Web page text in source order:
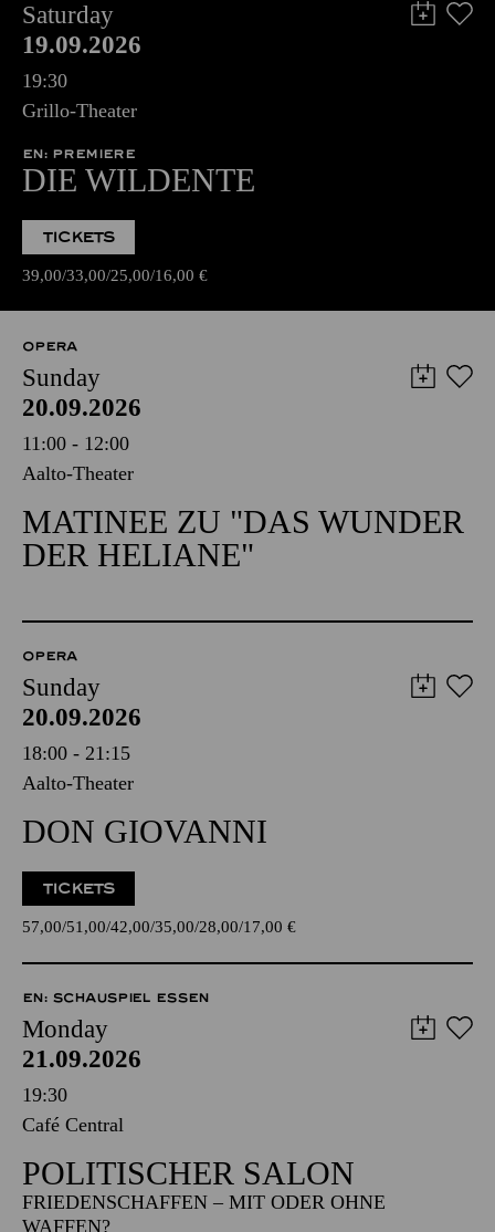
Saturday
19.09.2026
19:30
Grillo-Theater
EN: PREMIERE
DIE WILDENTE
TICKETS
39,00 33,00 25,00 16,00 €
OPERA
Sunday
20.09.2026
11:00 - 12:00
Aalto-Theater
MATINEE ZU "DAS WUNDER
DER HELIANE"
OPERA
Sunday
20.09.2026
18:00 - 21:15
Aalto-Theater
DON GIOVANNI
TICKETS
57,00 51,00 42,00 35,00 28,00 17,00 €
EN: SCHAUSPIEL ESSEN
Monday
21.09.2026
19:30
Café Central
POLITISCHER SALON
FRIEDENSCHAFFEN – MIT ODER OHNE
WAFFEN?